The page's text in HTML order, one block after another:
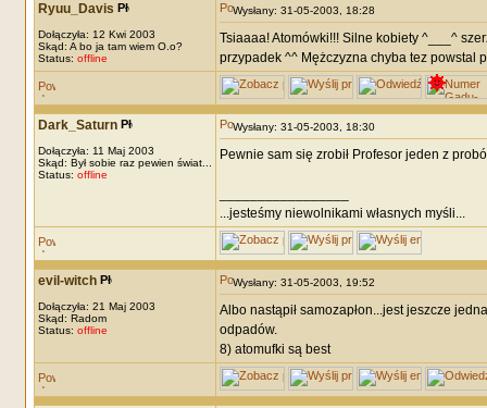
Ryuu_Davis
Dołączyła: 12 Kwi 2003
Skąd: A bo ja tam wiem O.o?
Status: offline
Wysłany: 31-05-2003, 18:28
Tsiaaaa! Atomówki!!! Silne kobiety ^___^
przypadek ^^ Mężczyzna chyba tez powstal
Dark_Saturn
Dołączyła: 11 Maj 2003
Skąd: Był sobie raz pewien świat...
Status: offline
Wysłany: 31-05-2003, 18:30
Pewnie sam się zrobił Profesor jeden z
...jesteśmy niewolnikami własnych myśli...
evil-witch
Dołączyła: 21 Maj 2003
Skąd: Radom
Status: offline
Wysłany: 31-05-2003, 19:52
Albo nastąpił samozapłon...jest jeszcze
odpadów.
8) atomufki są best